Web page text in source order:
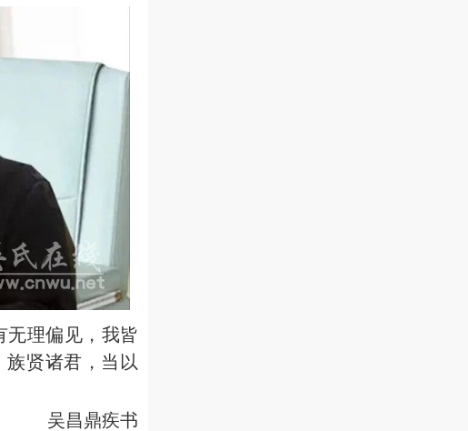
无理偏见，我皆
贤诸君，当以
吴昌鼎疾书